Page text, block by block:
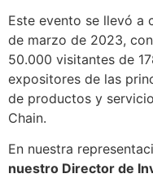
Este evento se llevó a
de marzo de 2023,
50.000 visitantes de
expositores de las
de productos y
Chain.
En nuestra
nuestro Director de